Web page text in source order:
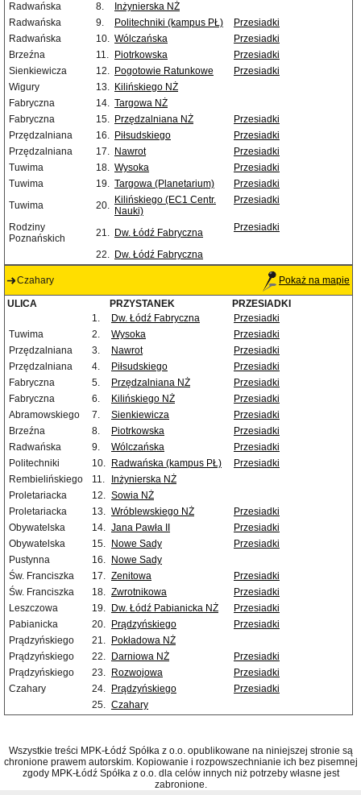
Radwańska
8.
Inżynierska NŻ
Radwańska
9. Politechniki (kampus PŁ)
Przesiadki
Radwańska
10. Wólczańska
Przesiadki
Brzeźna
11. Piotrkowska
Przesiadki
Sienkiewicza
12. Pogotowie Ratunkowe
Przesiadki
Wigury
13. Kilińskiego NŻ
Fabryczna
14. Targowa NŻ
Fabryczna
15. Przędzalniana NŻ
Przesiadki
Przędzalniana
16. Piłsudskiego
Przesiadki
Przędzalniana
17. Nawrot
Przesiadki
Tuwima
18. Wysoka
Przesiadki
Tuwima
19. Targowa (Planetarium)
Przesiadki
Tuwima
20. Kilińskiego (EC1 Centr.
Nauki)
Przesiadki
Rodziny
Poznańskich
21. Dw. Łódź Fabryczna Przesiadki
22. Dw. Łódź Fabryczna
Czahary Pokaż na mapie
ULICA PRZYSTANEK
PRZESIADKI
1.
Dw. Łódź Fabryczna
Przesiadki
Tuwima
2. Wysoka
Przesiadki
Przędzalniana
3. Nawrot
Przesiadki
Przędzalniana
4. Piłsudskiego
Przesiadki
Fabryczna
5. Przędzalniana NŻ
Przesiadki
Fabryczna
6. Kilińskiego NŻ
Przesiadki
Abramowskiego
7. Sienkiewicza
Przesiadki
Brzeźna
8. Piotrkowska
Przesiadki
Radwańska
9. Wólczańska
Przesiadki
Politechniki
10. Radwańska (kampus PŁ)
Przesiadki
Rembielińskiego
11.
Inżynierska NŻ
Proletariacka
12. Sowia NŻ
Proletariacka
13. Wróblewskiego NŻ
Przesiadki
Obywatelska
14. Jana Pawła II
Przesiadki
Obywatelska
15. Nowe Sady
Przesiadki
Pustynna
16.
Nowe Sady
Św. Franciszka
17. Zenitowa
Przesiadki
Św. Franciszka
18. Zwrotnikowa
Przesiadki
Leszczowa
19. Dw. Łódź Pabianicka NŻ
Przesiadki
Pabianicka
20. Prądzyńskiego
Przesiadki
Prądzyńskiego
21.
Pokładowa NŻ
Prądzyńskiego
22. Darniowa NŻ
Przesiadki
Prądzyńskiego
23. Rozwojowa
Przesiadki
Czahary
24. Prądzyńskiego
Przesiadki
25. Czahary
Wszystkie treści MPK-Łódź Spółka z o.o. opublikowane na niniejszej stronie są
chronione prawem autorskim. Kopiowanie i rozpowszechnianie ich bez pisemnej
zgody MPK-Łódź Spółka z o.o. dla celów innych niż potrzeby własne jest
zabronione.